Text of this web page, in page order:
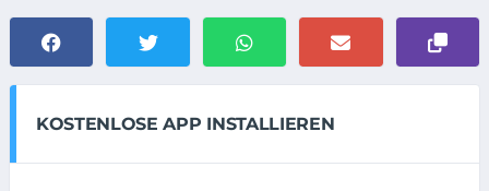
KOSTENLOSE APP INSTALLIEREN